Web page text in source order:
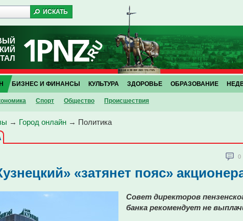
Спорт Общество Проиcшествия
БИЗНЕС И ФИНАНСЫ КУЛЬТУРА ЗДОРОВЬЕ ОБРАЗОВАНИЕ
→ Город онлайн → Политика
0
«затянет пояс»
Совет директоров
банка рекомендует не